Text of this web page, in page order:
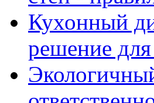
Кухонный
решение